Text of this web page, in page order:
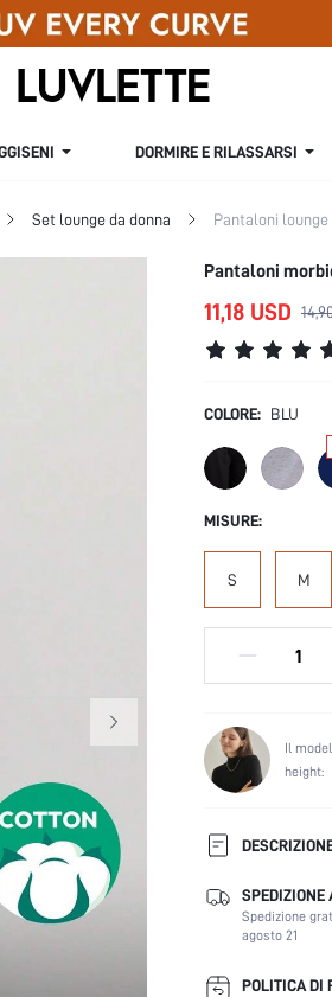
DORMIRE E RILASSARSI
Set lounge da donna Pantaloni lounge
Pantaloni
11,18 USD
COLORE: BLU
MISURE:
S M
Il
height:
Colore:
Festival:
Linea vita:
SPEDIZIONE
Spedizione
agosto 21
POLITICA DI